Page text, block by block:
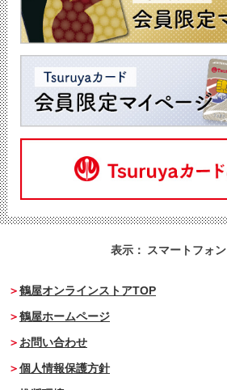
表示： スマートフォン
鶴屋オンラインストアTOP
鶴屋ホームページ
お問い合わせ
個人情報保護方針